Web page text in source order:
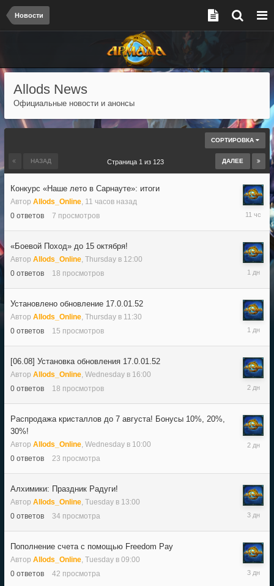
Новости
Allods News
Официальные новости и анонсы
СОРТИРОВКА
НАЗАД ДАЛЕЕ
Страница 1 из 123
Конкурс «Наше лето в Сарнауте»: итоги
Автор Allods_Online, 11 часов назад
0 ответов 7 просмотров
11
назад
«Боевой Поход» до 15 октября!
Автор Allods_Online, Thursday в 12:00
0 ответов 18 просмотров
Thursday
12:00
Установлено обновление 17.0.01.52
Автор Allods_Online, Thursday в 11:30
0 ответов 15 просмотров
Thursday
11:30
[06.08] Установка обновления 17.0.01.52
Автор Allods_Online, Wednesday в 16:00
0 ответов 18 просмотров
16:00
Распродажа кристаллов до 7 августа! Бонусы 10%, 20%,
30%!
Автор Allods_Online, Wednesday в 10:00
0 ответов 23 просмотра
Алхимики: Праздник Радуги!
Автор Allods_Online, Tuesday в 13:00
0 ответов 34 просмотра
Tuesday
13:00
Пополнение счета с помощью Freedom Pay
Автор Allods_Online, Tuesday в 09:00
0 ответов 42 просмотра
Tuesday